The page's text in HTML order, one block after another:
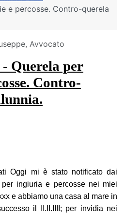
e percosse. Contro-querela
Avvocato
Querela per
Contro-
Oggi mi è stato notificato dai
ingiuria e percosse nei miei
e abbiamo una casa al mare in
il II.II.IIII; per invidia nei